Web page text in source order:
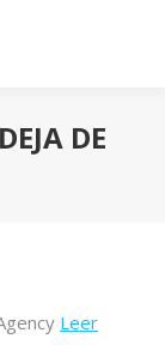
DE
Leer